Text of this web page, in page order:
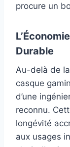
procure un
Durable
Au-delà de
casque
d’une
reconnu.
longévité
aux usages